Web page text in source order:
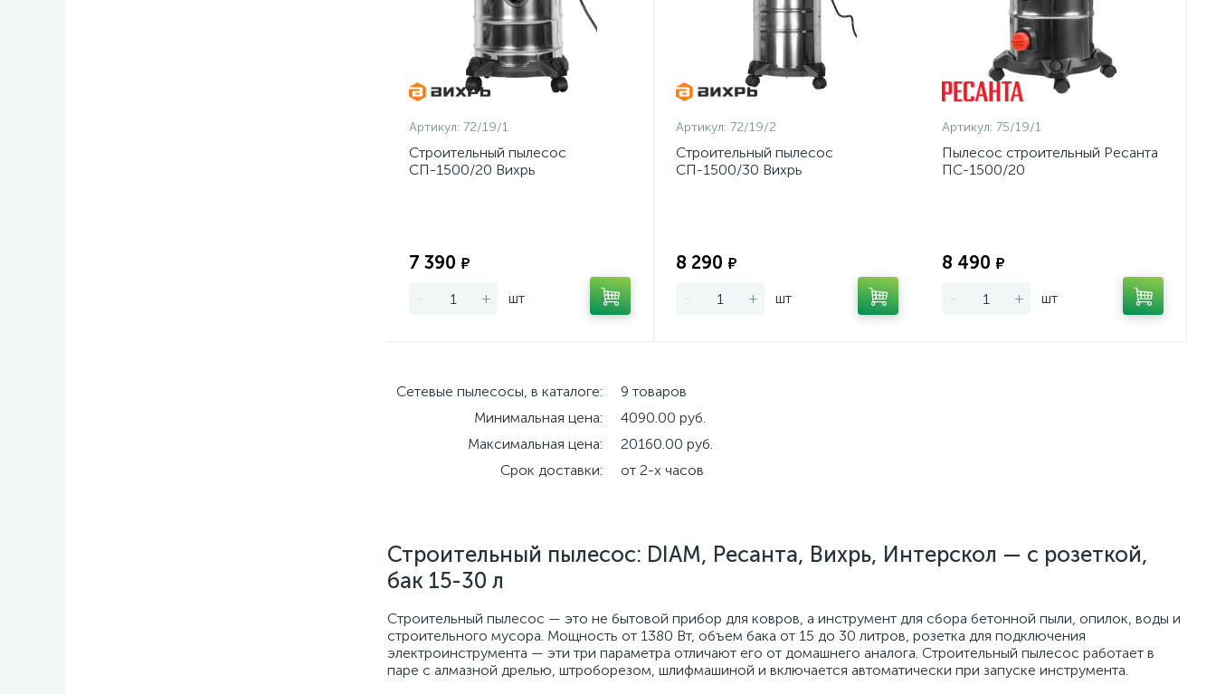
Артикул: 72/19/1
Строительный пылесос
СП-1500/20 Вихрь
7 390 ₽
- + шт
Артикул: 72/19/2
Строительный пылесос
СП-1500/30 Вихрь
8 290 ₽
- + шт
Артикул: 75/19/1
Пылесос строительный Ресанта
ПС-1500/20
8 490 ₽
- + шт
Сетевые пылесосы, в каталоге:
9 товаров
Минимальная цена:
4090.00 руб.
Максимальная цена:
20160.00 руб.
Срок доставки:
от 2-х часов
Строительный пылесос: DIAM, Ресанта, Вихрь, Интерскол — с розеткой,
бак 15-30 л
Строительный пылесос — это не бытовой прибор для ковров, а инструмент для сбора бетонной пыли, опилок, воды и
строительного мусора. Мощность от 1380 Вт, объем бака от 15 до 30 литров, розетка для подключения
электроинструмента — эти три параметра отличают его от домашнего аналога. Строительный пылесос работает в
паре с алмазной дрелью, штроборезом, шлифмашиной и включается автоматически при запуске инструмента.